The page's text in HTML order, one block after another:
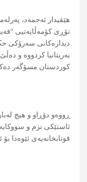
هێڤیدار ئه‌حمه‌د،
تۆڕی كۆمه‌ڵایه‌تیی
دیداره‌كانی سه‌رۆكی
به‌ریتانیا كردووه‌ و
کوردستان مسۆگەر
ڕووه‌و دۆڕاو و هیچ
ئاستێکی نزم و
قوتابخانەیەی ئێوەدا